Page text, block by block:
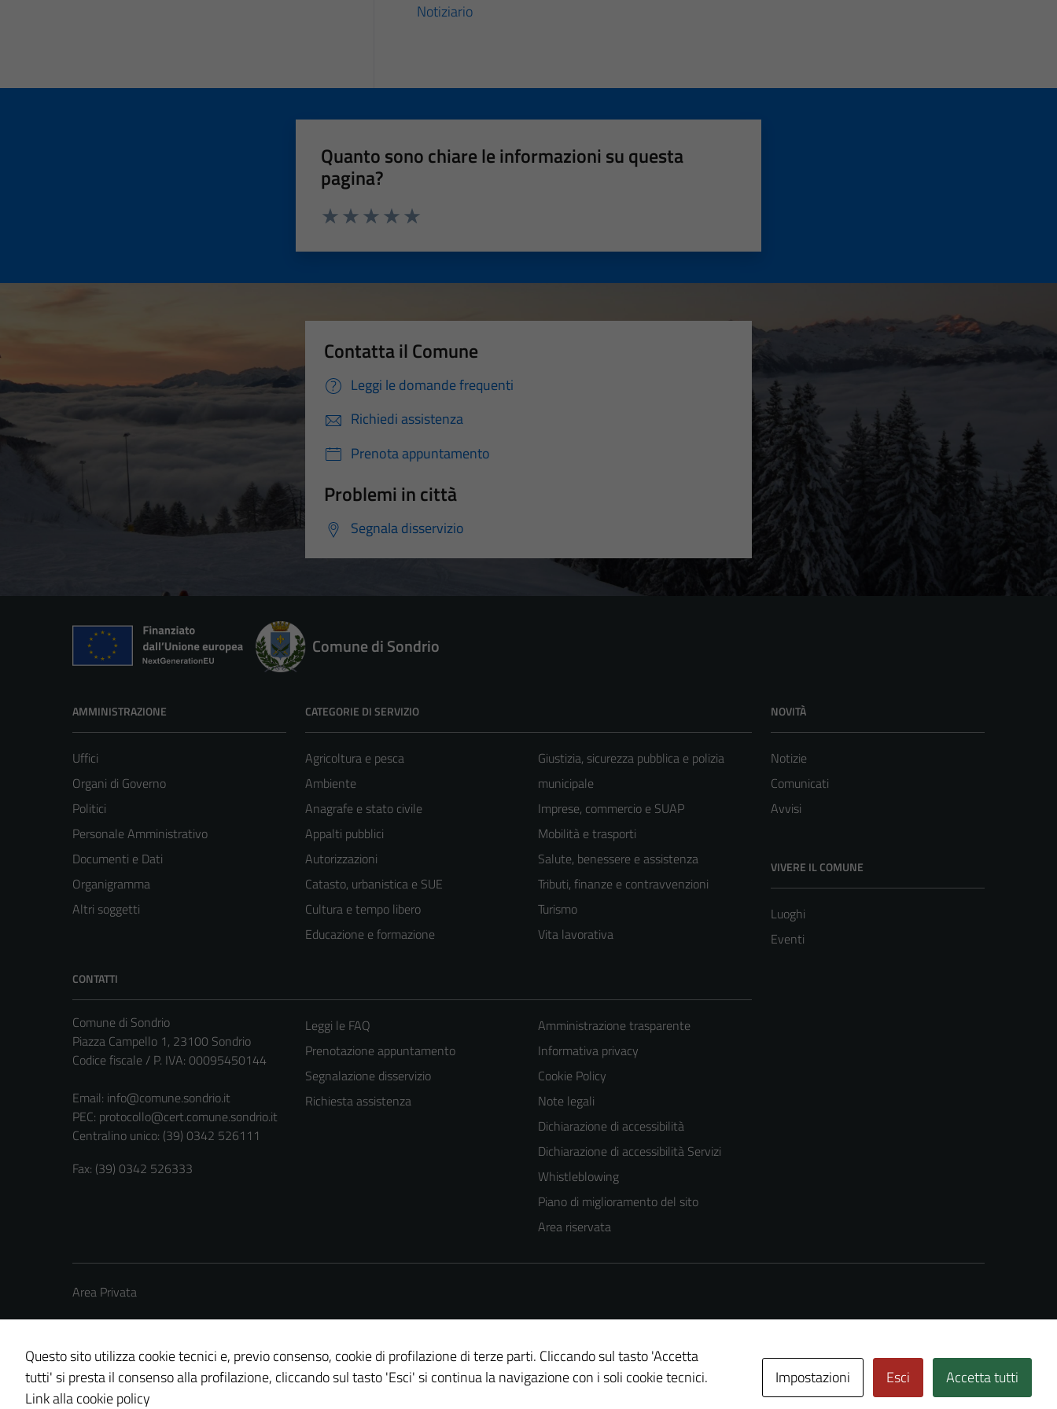
Notiziario
Quanto sono chiare le informazioni su questa
pagina?
Contatta il Comune
Leggi le domande frequenti
Richiedi assistenza
Prenota appuntamento
Problemi in città
Segnala disservizio
Comune di Sondrio
AMMINISTRAZIONE
Uffici
Organi di Governo
Politici
Personale Amministrativo
Documenti e Dati
Organigramma
Altri soggetti
CATEGORIE DI SERVIZIO
Agricoltura e pesca
Ambiente
Anagrafe e stato civile
Appalti pubblici
Autorizzazioni
Catasto, urbanistica e SUE
Cultura e tempo libero
Educazione e formazione
Giustizia, sicurezza pubblica e polizia
municipale
Imprese, commercio e SUAP
Mobilità e trasporti
Salute, benessere e assistenza
Tributi, finanze e contravvenzioni
Turismo
Vita lavorativa
NOVITÀ
Notizie
Comunicati
Avvisi
VIVERE IL COMUNE
Luoghi
Eventi
CONTATTI
Comune di Sondrio
Piazza Campello 1, 23100 Sondrio
Codice fiscale / P. IVA: 00095450144
Email: info@comune.sondrio.it
PEC: protocollo@cert.comune.sondrio.it
Centralino unico: (39) 0342 526111
Fax: (39) 0342 526333
Leggi le FAQ
Prenotazione appuntamento
Segnalazione disservizio
Richiesta assistenza
Amministrazione trasparente
Informativa privacy
Cookie Policy
Note legali
Dichiarazione di accessibilità
Dichiarazione di accessibilità Servizi
Whistleblowing
Piano di miglioramento del sito
Area riservata
Area Privata
Credits: © Technical Design s.r.l.
Questo sito utilizza cookie tecnici e, previo consenso, cookie di profilazione di terze parti. Cliccando sul tasto 'Accetta
tutti' si presta il consenso alla profilazione, cliccando sul tasto 'Esci' si continua la navigazione con i soli cookie tecnici.
Link alla cookie policy
Impostazioni Esci Accetta tutti